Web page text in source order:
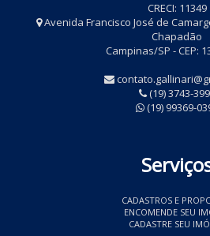
CRECI: 11349
Avenida Francisco José de
Chapadão
Campinas/SP - CEP:
(19) 3743-
(19) 99369-
CADASTROS E
ENCOMENDE SEU
CADASTRE SEU